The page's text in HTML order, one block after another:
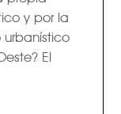
y por la
urbanístico
El